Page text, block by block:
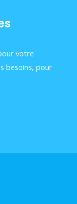
votre
besoins, pour